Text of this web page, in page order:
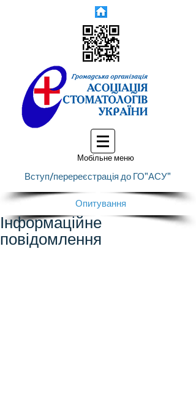
Мобільне меню
Вступ/перереєстрація до ГО"АСУ"
Опитування
Інформаційне
повідомлення